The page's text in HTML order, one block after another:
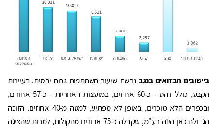
ביישובים הבדואים בנגב נרשם שיעור השתתפות גבוה יחסית: בעיירות
הקבע, כולל רהט - כ-60 אחוזים, במועצות האזוריות - כ-57 אחוזים,
ובכפרים הלא מוכרים, באופן לא מפתיע, למטה מ-40 אחוזים. הזוכה
הגדולה כאן הינה רע"מ, שקבלה כ-75 אחוזים מהקולות, למרות שהציגה